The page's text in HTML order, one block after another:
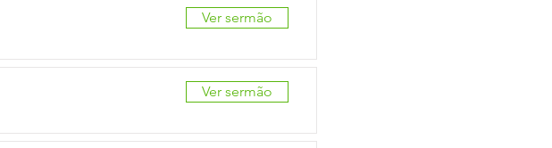
Ver sermão
Ver sermão